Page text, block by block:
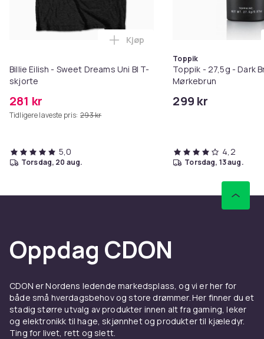
Billie Eilish - Sweet Dreams Uni Bl T-
skjorte
281 kr
Tidligere laveste pris: 293 kr
Legg Billie Eilish - Sweet
Kjøp
5,0
torsdag, 20 aug.
Toppik
Toppik - 27,5g - Dark
Mørkebrun
299 kr
4,2
torsdag, 13 aug.
Oppdag CDON
CDON er Nordens ledende markedsplass, og vi er her for
både små hverdagsbehov og store drømmer. Her finner du et
stadig større utvalg av produkter innen alt fra gaming, leker
og elektronikk til hage, skjønnhet og produkter til kjæledyr.
Ting for livet, rett og slett.